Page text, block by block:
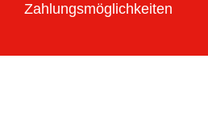
Zahlungsmöglichkeiten